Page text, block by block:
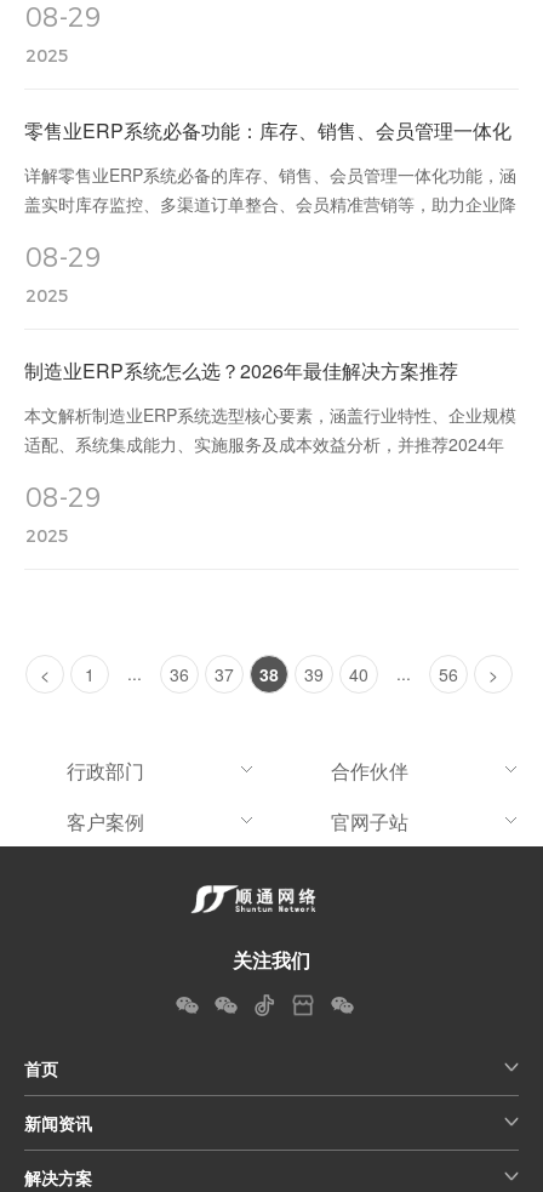
08-29
2025
零售业ERP系统必备功能：库存、销售、会员管理一体化
详解零售业ERP系统必备的库存、销售、会员管理一体化功能，涵
盖实时库存监控、多渠道订单整合、会员精准营销等，助力企业降
08-29
2025
制造业ERP系统怎么选？2026年最佳解决方案推荐
本文解析制造业ERP系统选型核心要素，涵盖行业特性、企业规模
适配、系统集成能力、实施服务及成本效益分析，并推荐2024年
08-29
2025
< 1 ... 36 37 38 39 40 ... 56 >
行政部门
合作伙伴
客户案例
官网子站
关注我们
首页
新闻资讯
解决方案